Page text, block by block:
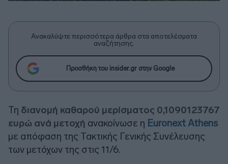
Ανακαλύψτε περισσότερα άρθρα στα αποτελέσματα
αναζήτησης.
Προσθήκη του insider.gr στην Google
Τη διανομή καθαρού μερίσματος 0,1090123767
ευρώ ανά μετοχή ανακοίνωσε η Euronext Athens
με απόφαση της Τακτικής Γενικής Συνέλευσης
των μετόχων της στις 11/6.